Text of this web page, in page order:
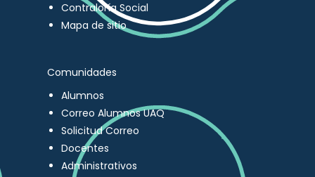
Contraloría Social
Mapa de sitio
Comunidades
Alumnos
Correo Alumnos UAQ
Solicitud Correo
Docentes
Administrativos